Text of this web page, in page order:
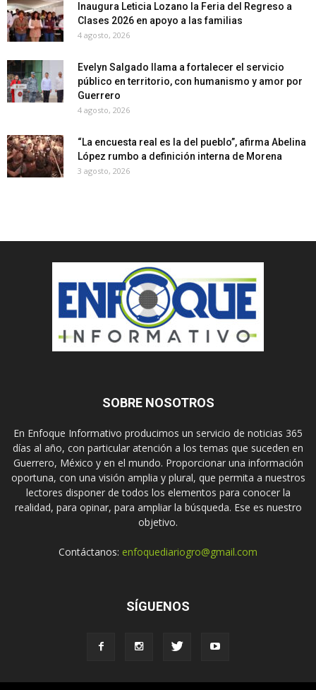
Inaugura Leticia Lozano la Feria del Regreso a
Clases 2026 en apoyo a las familias
4 agosto, 2026
Evelyn Salgado llama a fortalecer el servicio
público en territorio, con humanismo y amor por
Guerrero
4 agosto, 2026
“La encuesta real es la del pueblo”, afirma Abelina
López rumbo a definición interna de Morena
3 agosto, 2026
SOBRE NOSOTROS
En Enfoque Informativo producimos un servicio de noticias 365
días al año, con particular atención a los temas que suceden en
Guerrero, México y en el mundo. Proporcionar una información
oportuna, con una visión amplia y plural, que permita a nuestros
lectores disponer de todos los elementos para conocer la
realidad, para opinar, para ampliar la búsqueda. Ese es nuestro
objetivo.
Contáctanos: enfoquediariogro@gmail.com
SÍGUENOS